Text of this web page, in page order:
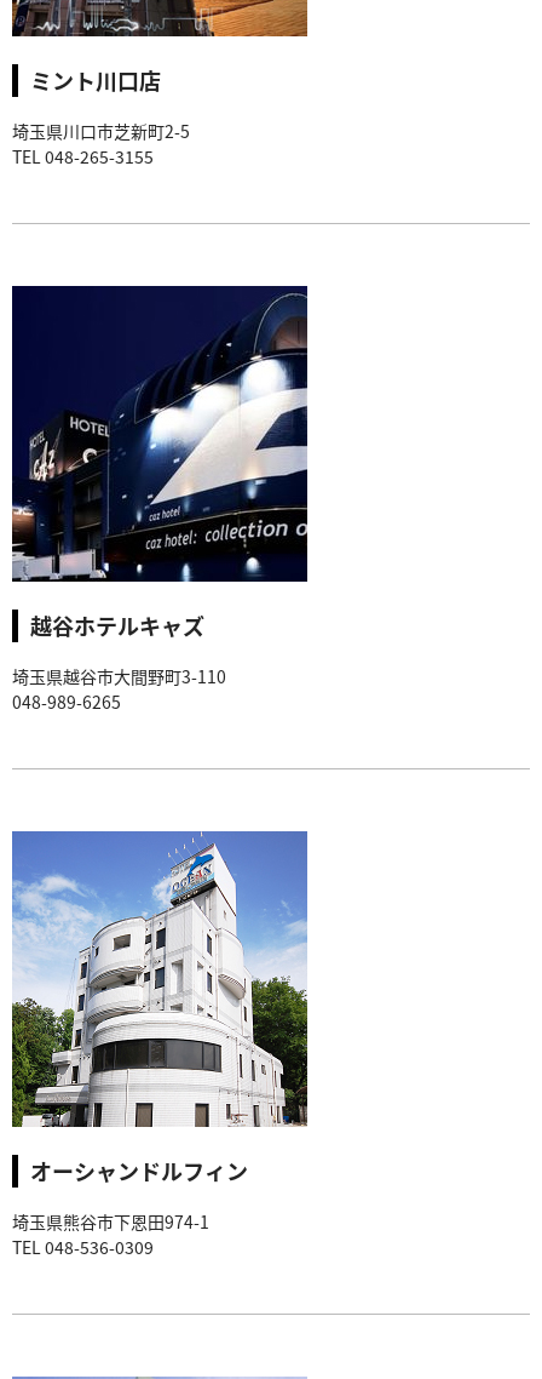
ミント川口店
埼玉県川口市芝新町2-5
TEL 048-265-3155
越谷ホテルキャズ
埼玉県越谷市大間野町3-110
048-989-6265
オーシャンドルフィン
埼玉県熊谷市下恩田974-1
TEL 048-536-0309